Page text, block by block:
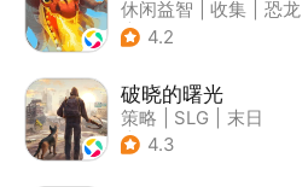
休闲益智 收集
恐龙
| 宠物
4.2
破晓的曙光
策略 SLG
末日
| 写实
4.3